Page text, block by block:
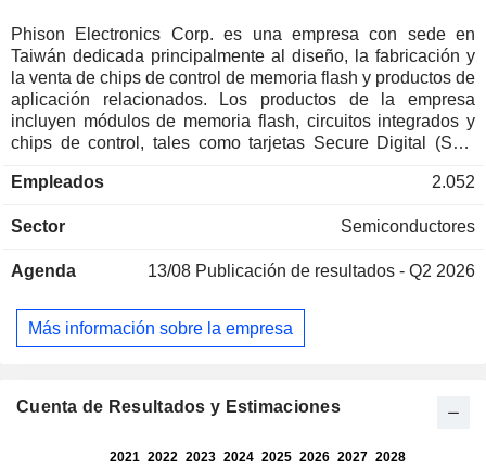
Phison Electronics Corp. es una empresa con sede en
Taiwán dedicada principalmente al diseño, la fabricación y
la venta de chips de control de memoria flash y productos de
aplicación relacionados. Los productos de la empresa
incluyen módulos de memoria flash, circuitos integrados y
chips de control, tales como tarjetas Secure Digital (SD),
sólido (SSD), tarjetas de memoria multimedia integradas
universal (UFS). Los productos de la empresa se utilizan en
empresa comercializa sus productos principalmente en
Empleados 2.052
Sector Semiconductores
Agenda 13/08 Publicación de resultados - Q2 2026
Más información sobre la empresa
Cuenta de Resultados y Estimaciones